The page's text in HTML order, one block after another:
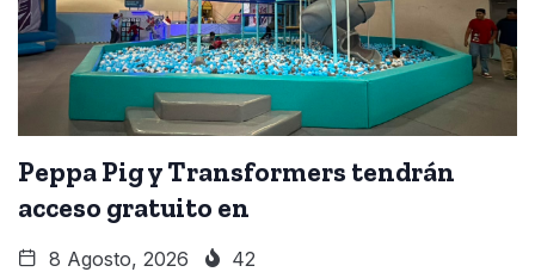
Peppa Pig y Transformers tendrán
acceso gratuito en
8 Agosto, 2026 42